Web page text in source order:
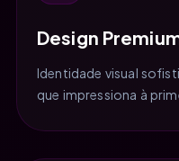
Design
Identidade visual
que impressiona à